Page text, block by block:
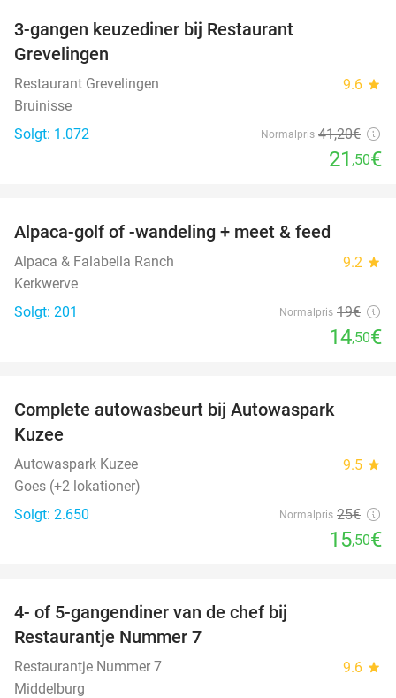
3-gangen keuzediner bij Restaurant
Grevelingen
Restaurant Grevelingen 9.6 star
Bruinisse
Solgt: 1.072
Normalpris 41,20€
21 ,50€
Alpaca-golf of -wandeling + meet & feed
Alpaca & Falabella Ranch 9.2 star
Kerkwerve
Solgt: 201
Normalpris 19€
14,50€
Complete autowasbeurt bij Autowaspark
Kuzee
Autowaspark Kuzee 9.5 star
Goes (+2 lokationer)
Solgt: 2.650
Normalpris 25€
15,50€
4- of 5-gangendiner van de chef bij
Restaurantje Nummer 7
Restaurantje Nummer 7 9.6 star
Middelburg